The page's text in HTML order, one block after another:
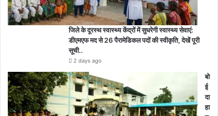
जिले के दूरस्थ स्वास्थ्य केंद्रों में सुधरेगी स्वास्थ्य सेवाएं:
डीएमएफ मद से 26 पैरामेडिकल पदों की स्वीकृति, देखें पूरी
सूची..
2 days ago
बो
ई
दा
हा